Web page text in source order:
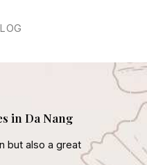
in Da Nang
but also a great